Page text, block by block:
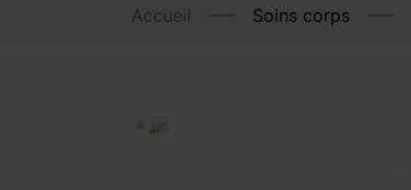
Accueil Soins corps